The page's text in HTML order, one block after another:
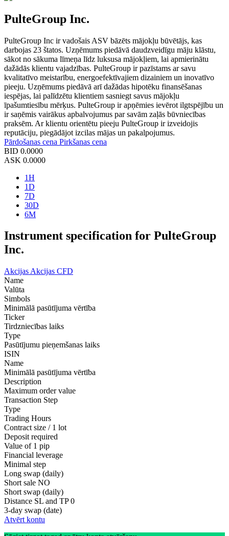
PulteGroup Inc.
PulteGroup Inc ir vadošais ASV bāzēts mājokļu būvētājs, kas
darbojas 23 štatos. Uzņēmums piedāvā daudzveidīgu māju klāstu,
sākot no sākuma līmeņa līdz luksusa mājokļiem, lai apmierinātu
dažādās klientu vajadzības. PulteGroup ir pazīstams ar savu
kvalitatīvo meistarību, energoefektīvajiem dizainiem un inovatīvo
pieeju. Uzņēmums piedāvā arī dažādas hipotēku finansēšanas
iespējas, lai palīdzētu klientiem sasniegt savus mājokļu
īpašumtiesību mērķus. PulteGroup ir apņēmies ievērot ilgtspējību un
ir saņēmis vairākus apbalvojumus par savām zaļās būvniecības
praksēm. Ar klientu orientētu pieeju PulteGroup ir izveidojis
reputāciju, piegādājot izcilas mājas un pakalpojumus.
Pārdošanas cena Pirkšanas cena
BID 0.0000
ASK 0.0000
1H
1D
7D
30D
6M
Instrument specification for PulteGroup
Inc.
Akcijas Akcijas CFD
Name
Valūta
Simbols
Minimālā pasūtījuma vērtība
Ticker
Tirdzniecības laiks
Type
Pasūtījumu pieņemšanas laiks
ISIN
Name
Minimālā pasūtījuma vērtība
Description
Maximum order value
Transaction Step
Type
Trading Hours
Contract size / 1 lot
Deposit required
Value of 1 pip
Financial leverage
Minimal step
Long swap (daily)
Short sale NO
Short swap (daily)
Distance SL and TP 0
3-day swap (date)
Atvērt kontu